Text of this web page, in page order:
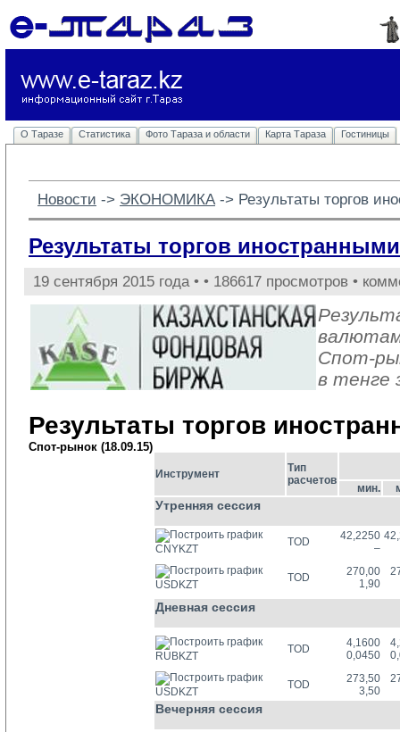
О Таразе Статистика Фото Тараза и области Карта Тараза Гостиницы
Новости -> ЭКОНОМИКА -> Результаты торгов
Результаты торгов
19 сентября 2015 года • • 186617 просмотров •
Спот-
в тенге
Результаты торгов
Спот-рынок (18.09.15)
Инструмент
Тип
расчетов
мин.
Утренняя сессия
CNYKZT
TOD
42,2250
–
USDKZT
TOD
270,00
1,90
Дневная сессия
RUBKZT
TOD
4,1600
0,0450
USDKZT
TOD
273,50
3,50
Вечерняя сессия